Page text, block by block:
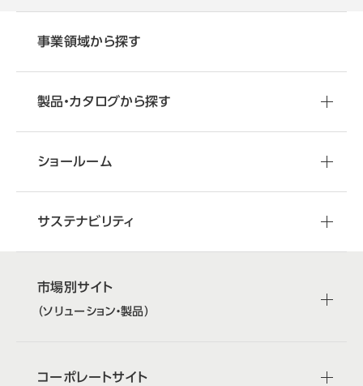
事業領域から探す
製品・カタログから探す
ショールーム
サステナビリティ
市場別サイト
（ソリューション・製品）
コーポレートサイト